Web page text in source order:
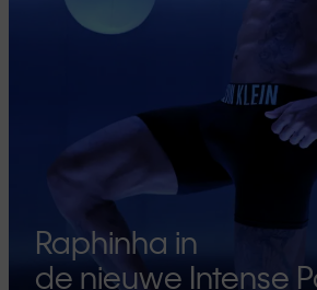
Raphinha in
de nieuwe Intense